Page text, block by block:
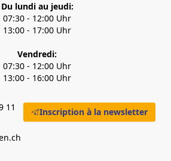
Du lundi au jeudi:
07:30 - 12:00 Uhr
13:00 - 17:00 Uhr
Vendredi:
07:30 - 12:00 Uhr
13:00 - 16:00 Uhr
11 Inscription à la newsletter